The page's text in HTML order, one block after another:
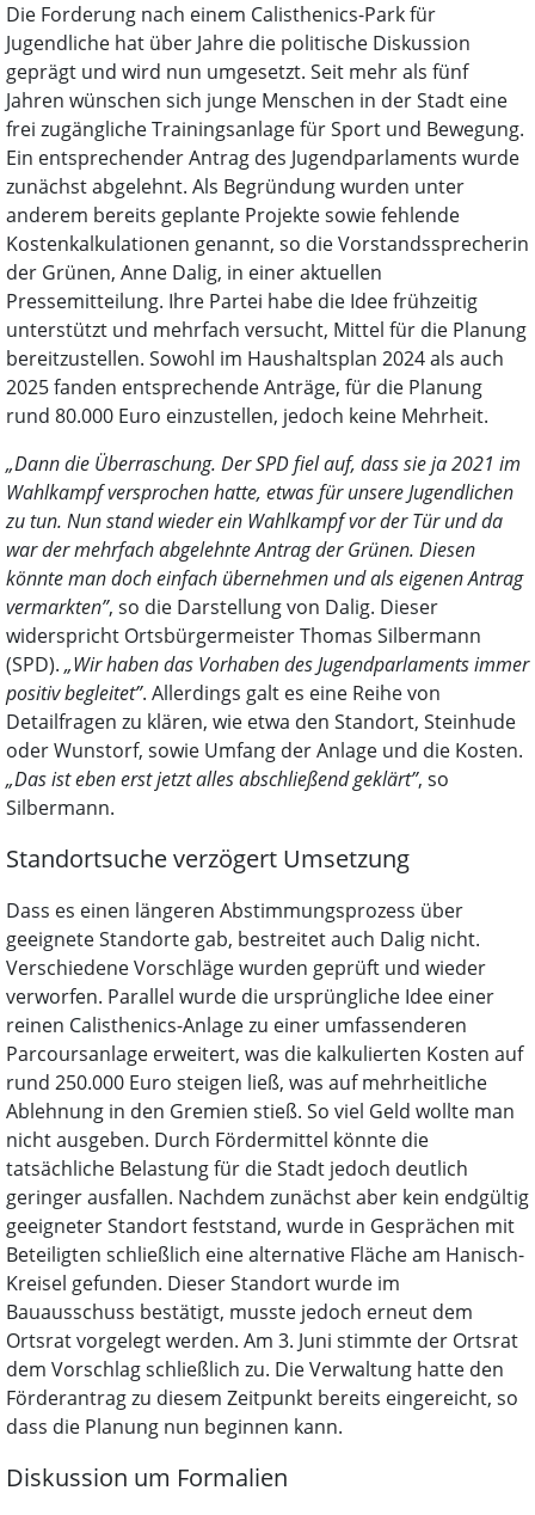
Die Forderung nach einem Calisthenics-Park für
Jugendliche hat über Jahre die politische Diskussion
geprägt und wird nun umgesetzt. Seit mehr als fünf
Jahren wünschen sich junge Menschen in der Stadt eine
frei zugängliche Trainingsanlage für Sport und Bewegung.
Ein entsprechender Antrag des Jugendparlaments wurde
zunächst abgelehnt. Als Begründung wurden unter
anderem bereits geplante Projekte sowie fehlende
Kostenkalkulationen genannt, so die Vorstandssprecherin
der Grünen, Anne Dalig, in einer aktuellen
Pressemitteilung. Ihre Partei habe die Idee frühzeitig
unterstützt und mehrfach versucht, Mittel für die Planung
bereitzustellen. Sowohl im Haushaltsplan 2024 als auch
2025 fanden entsprechende Anträge, für die Planung
rund 80.000 Euro einzustellen, jedoch keine Mehrheit.
„Dann die Überraschung. Der SPD fiel auf, dass sie ja 2021 im
Wahlkampf versprochen hatte, etwas für unsere Jugendlichen
zu tun. Nun stand wieder ein Wahlkampf vor der Tür und da
war der mehrfach abgelehnte Antrag der Grünen. Diesen
könnte man doch einfach übernehmen und als eigenen Antrag
vermarkten”, so die Darstellung von Dalig. Dieser
widerspricht Ortsbürgermeister Thomas Silbermann
(SPD). „Wir haben das Vorhaben des Jugendparlaments immer
positiv begleitet”. Allerdings galt es eine Reihe von
Detailfragen zu klären, wie etwa den Standort, Steinhude
oder Wunstorf, sowie Umfang der Anlage und die Kosten.
„Das ist eben erst jetzt alles abschließend geklärt”, so
Silbermann.
Standortsuche verzögert Umsetzung
Dass es einen längeren Abstimmungsprozess über
geeignete Standorte gab, bestreitet auch Dalig nicht.
Verschiedene Vorschläge wurden geprüft und wieder
verworfen. Parallel wurde die ursprüngliche Idee einer
reinen Calisthenics-Anlage zu einer umfassenderen
Parcoursanlage erweitert, was die kalkulierten Kosten auf
rund 250.000 Euro steigen ließ, was auf mehrheitliche
Ablehnung in den Gremien stieß. So viel Geld wollte man
nicht ausgeben. Durch Fördermittel könnte die
tatsächliche Belastung für die Stadt jedoch deutlich
geringer ausfallen. Nachdem zunächst aber kein endgültig
geeigneter Standort feststand, wurde in Gesprächen mit
Beteiligten schließlich eine alternative Fläche am Hanisch-
Kreisel gefunden. Dieser Standort wurde im
Bauausschuss bestätigt, musste jedoch erneut dem
Ortsrat vorgelegt werden. Am 3. Juni stimmte der Ortsrat
dem Vorschlag schließlich zu. Die Verwaltung hatte den
Förderantrag zu diesem Zeitpunkt bereits eingereicht, so
dass die Planung nun beginnen kann.
Diskussion um Formalien